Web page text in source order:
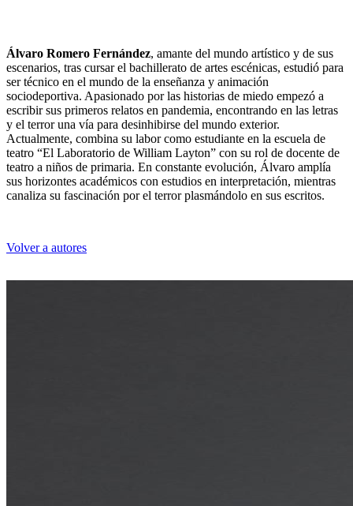
Álvaro Romero Fernández, amante del mundo artístico y de sus
escenarios, tras cursar el bachillerato de artes escénicas, estudió para
ser técnico en el mundo de la enseñanza y animación
sociodeportiva. Apasionado por las historias de miedo empezó a
escribir sus primeros relatos en pandemia, encontrando en las letras
y el terror una vía para desinhibirse del mundo exterior.
Actualmente, combina su labor como estudiante en la escuela de
teatro “El Laboratorio de William Layton” con su rol de docente de
teatro a niños de primaria. En constante evolución, Álvaro amplía
sus horizontes académicos con estudios en interpretación, mientras
canaliza su fascinación por el terror plasmándolo en sus escritos.
Volver a autores